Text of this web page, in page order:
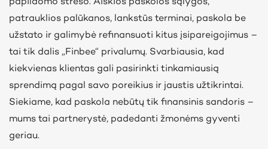
patrauklios palūkanos, lankstūs terminai, paskola be
užstato ir galimybė refinansuoti kitus įsipareigojimus –
tai tik dalis „Finbee“ privalumų. Svarbiausia, kad
kiekvienas klientas gali pasirinkti tinkamiausią
sprendimą pagal savo poreikius ir jaustis užtikrintai.
Siekiame, kad paskola nebūtų tik finansinis sandoris –
mums tai partnerystė, padedanti žmonėms gyventi
geriau.